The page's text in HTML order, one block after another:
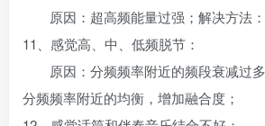
原因：超高频能量过强；解决方法：
11、感觉高、中、低频脱节：
原因：分频频率附近的频段衰减过
分频频率附近的均衡，增加融合度；